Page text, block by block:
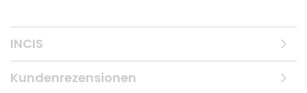
INCIS
Kundenrezensionen